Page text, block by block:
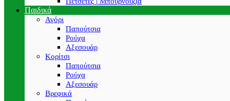
Παιδικά
Αγόρι
Παπούτσια
Ρούχα
Αξεσουάρ
Κορίτσι
Παπούτσια
Ρούχα
Αξεσουάρ
Βρεφικά